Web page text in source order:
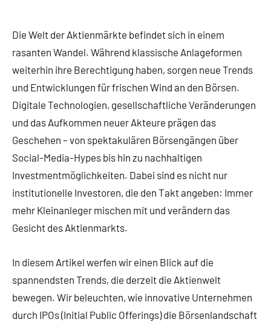
Die Welt der Aktienmärkte befindet sich in einem
rasanten Wandel. Während klassische Anlageformen
weiterhin ihre Berechtigung haben, sorgen neue Trends
und Entwicklungen für frischen Wind an den Börsen.
Digitale Technologien, gesellschaftliche Veränderungen
und das Aufkommen neuer Akteure prägen das
Geschehen – von spektakulären Börsengängen über
Social-Media-Hypes bis hin zu nachhaltigen
Investmentmöglichkeiten. Dabei sind es nicht nur
institutionelle Investoren, die den Takt angeben: Immer
mehr Kleinanleger mischen mit und verändern das
Gesicht des Aktienmarkts.
In diesem Artikel werfen wir einen Blick auf die
spannendsten Trends, die derzeit die Aktienwelt
bewegen. Wir beleuchten, wie innovative Unternehmen
durch IPOs (Initial Public Offerings) die Börsenlandschaft